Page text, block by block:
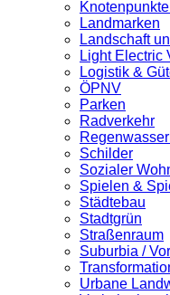
Landmarken
Landschaft
Light Electric
Logistik &
ÖPNV
Parken
Radverkehr
Schilder
Sozialer
Spielen &
Städtebau
Stadtgrün
Straßenraum
Suburbia /
Urbane